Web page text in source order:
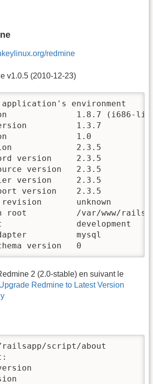
redmine
v1.0.5 (2010-12-23)
application's environment
1.8.7 (i686-
version          1.3.7
1.0
2.3.5
version     2.3.5
version   2.3.5
version     2.3.5
version    2.3.5
revision       unknown
root          /var/www/
development
mysql
version   0
2 (2.0-stable) en suivant le
Redmine to Latest Version
railsapp/script/about